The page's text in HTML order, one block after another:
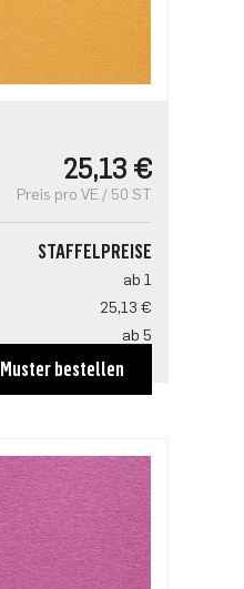
25,13 €
Preis pro VE / 50 ST
STAFFELPREISE
ab 1
25,13 €
ab 5
20,10 €
Muster bestellen